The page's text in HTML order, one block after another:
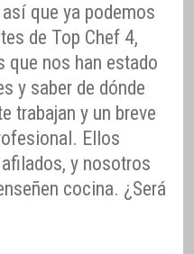
que ya podemos
de Top Chef 4,
que nos han estado
y saber de dónde
trabajan y un breve
Ellos
y nosotros
cocina. ¿Será